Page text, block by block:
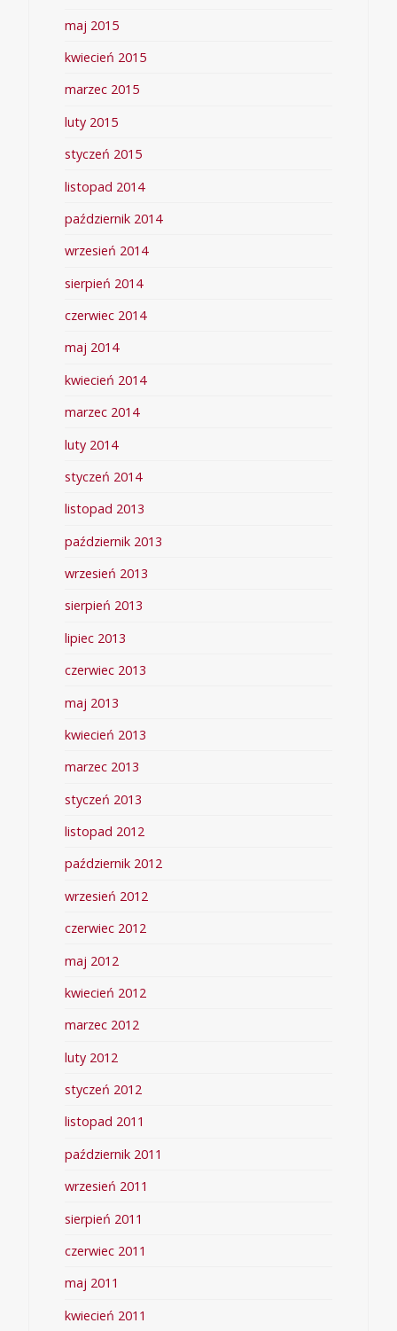
maj 2015
kwiecień 2015
marzec 2015
luty 2015
styczeń 2015
listopad 2014
październik 2014
wrzesień 2014
sierpień 2014
czerwiec 2014
maj 2014
kwiecień 2014
marzec 2014
luty 2014
styczeń 2014
listopad 2013
październik 2013
wrzesień 2013
sierpień 2013
lipiec 2013
czerwiec 2013
maj 2013
kwiecień 2013
marzec 2013
styczeń 2013
listopad 2012
październik 2012
wrzesień 2012
czerwiec 2012
maj 2012
kwiecień 2012
marzec 2012
luty 2012
styczeń 2012
listopad 2011
październik 2011
wrzesień 2011
sierpień 2011
czerwiec 2011
maj 2011
kwiecień 2011